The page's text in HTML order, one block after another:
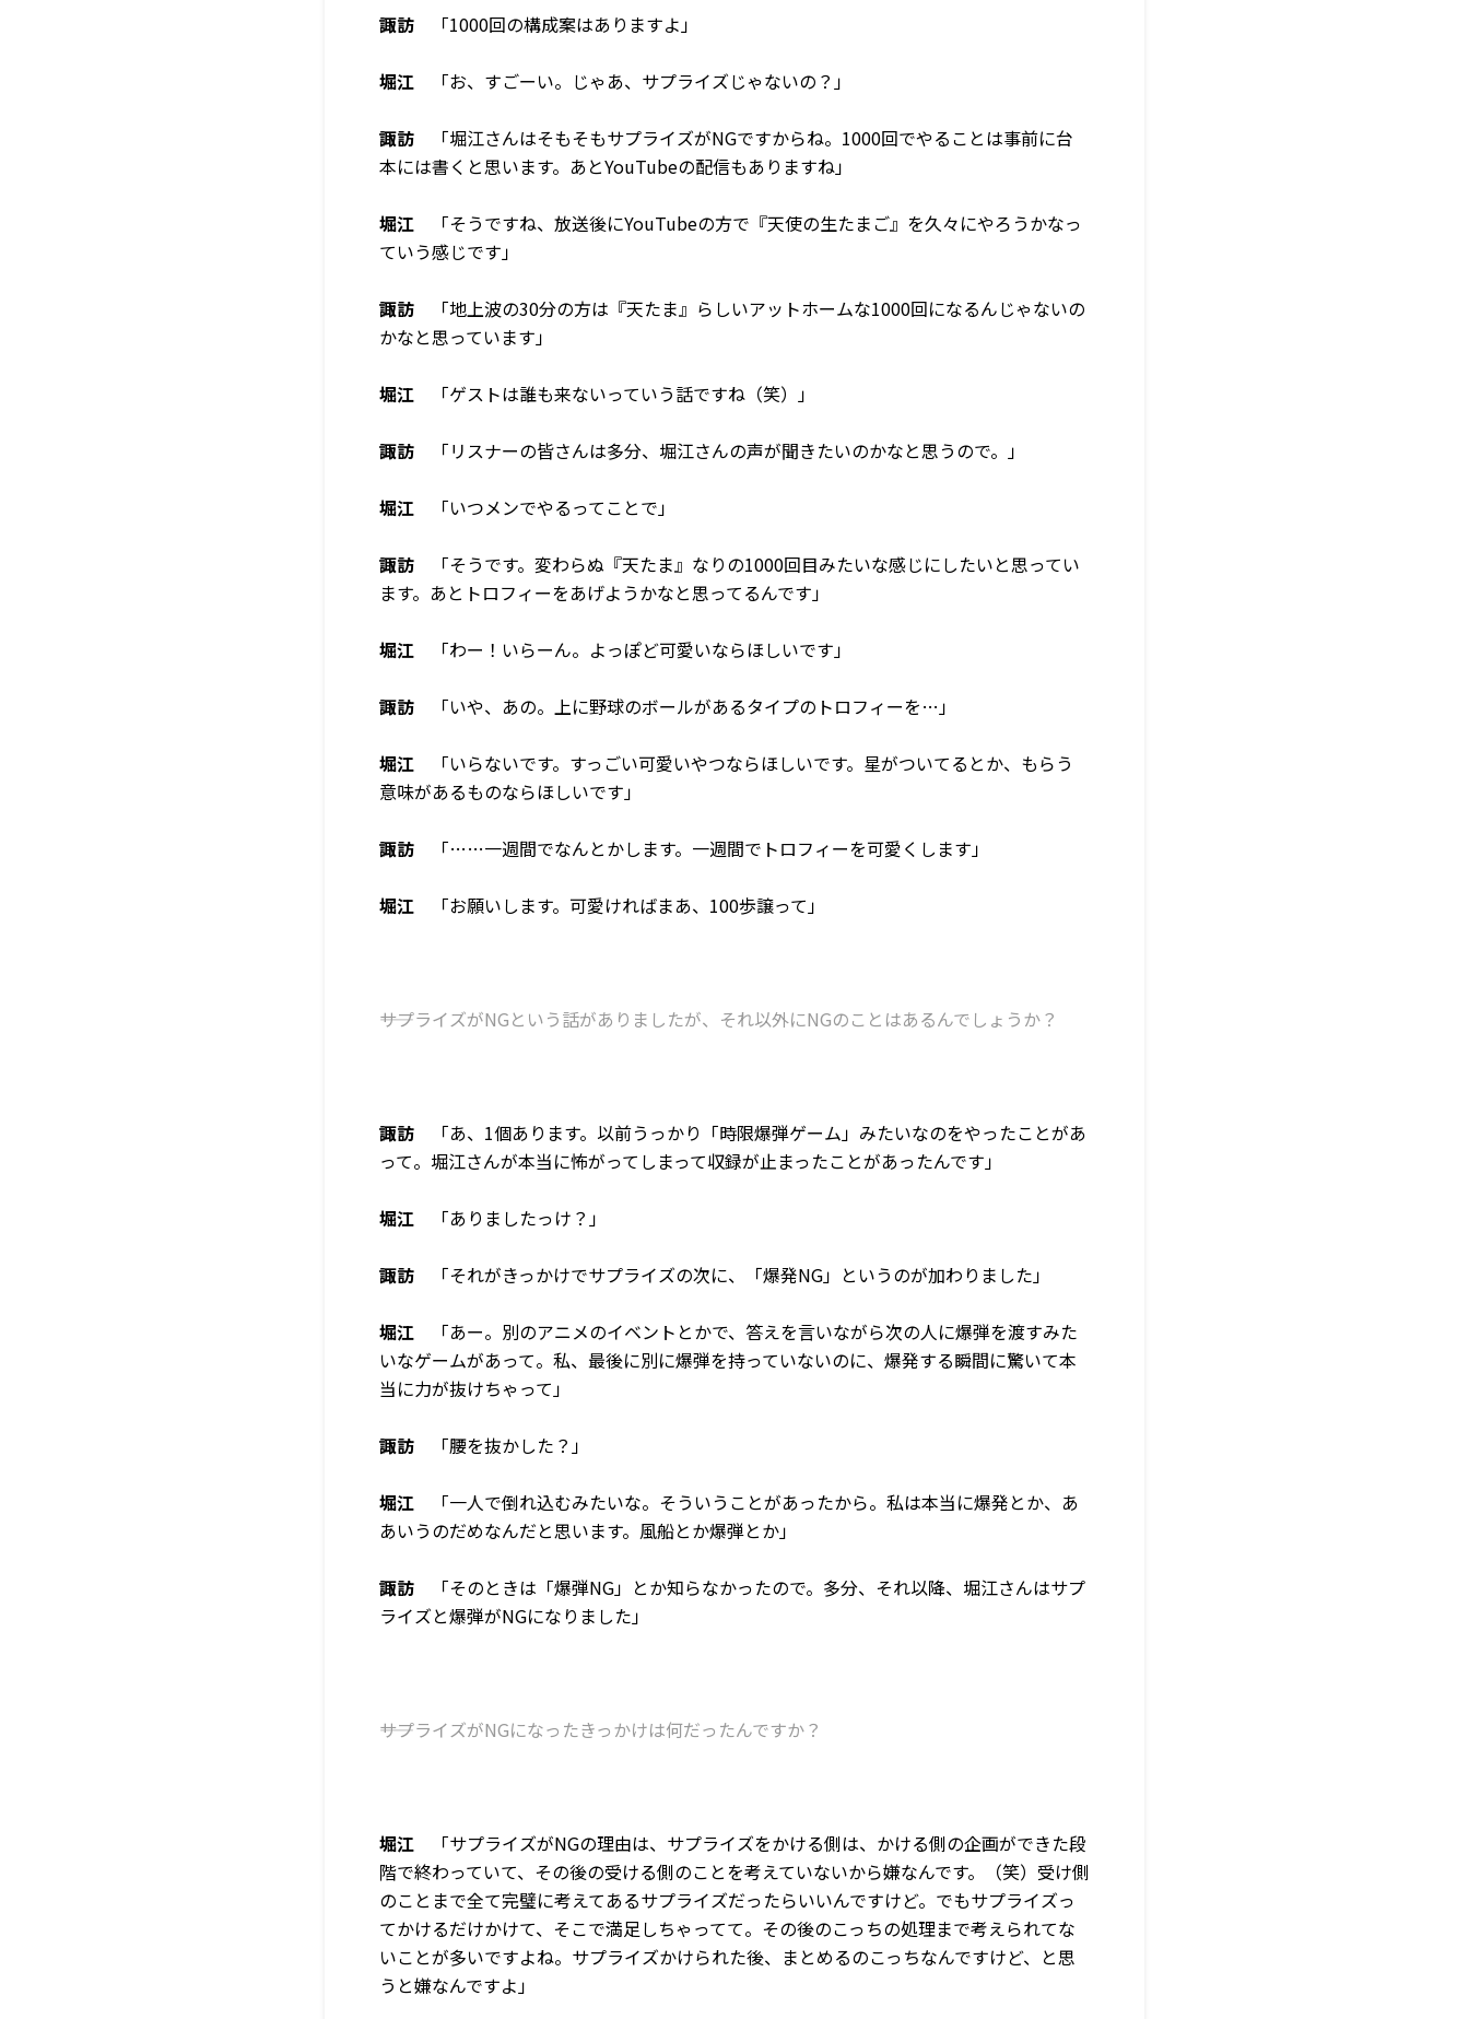
諏訪 「1000回の構成案はありますよ」
堀江 「お、すごーい。じゃあ、サプライズじゃないの？」
諏訪 「堀江さんはそもそもサプライズがNGですからね。1000回でやることは事前に台
本には書くと思います。あとYouTubeの配信もありますね」
堀江 「そうですね、放送後にYouTubeの方で『天使の生たまご』を久々にやろうかなっ
ていう感じです」
諏訪 「地上波の30分の方は『天たま』らしいアットホームな1000回になるんじゃないの
かなと思っています」
堀江 「ゲストは誰も来ないっていう話ですね（笑）」
諏訪 「リスナーの皆さんは多分、堀江さんの声が聞きたいのかなと思うので。」
堀江 「いつメンでやるってことで」
諏訪 「そうです。変わらぬ『天たま』なりの1000回目みたいな感じにしたいと思ってい
ます。あとトロフィーをあげようかなと思ってるんです」
堀江 「わー！いらーん。よっぽど可愛いならほしいです」
諏訪 「いや、あの。上に野球のボールがあるタイプのトロフィーを…」
堀江 「いらないです。すっごい可愛いやつならほしいです。星がついてるとか、もらう
意味があるものならほしいです」
諏訪 「……一週間でなんとかします。一週間でトロフィーを可愛くします」
堀江 「お願いします。可愛ければまあ、100歩譲って」
――サプライズがNGという話がありましたが、それ以外にNGのことはあるんでしょうか？
諏訪 「あ、1個あります。以前うっかり「時限爆弾ゲーム」みたいなのをやったことがあ
って。堀江さんが本当に怖がってしまって収録が止まったことがあったんです」
堀江 「ありましたっけ？」
諏訪 「それがきっかけでサプライズの次に、「爆発NG」というのが加わりました」
堀江 「あー。別のアニメのイベントとかで、答えを言いながら次の人に爆弾を渡すみた
いなゲームがあって。私、最後に別に爆弾を持っていないのに、爆発する瞬間に驚いて本
当に力が抜けちゃって」
諏訪 「腰を抜かした？」
堀江 「一人で倒れ込むみたいな。そういうことがあったから。私は本当に爆発とか、あ
あいうのだめなんだと思います。風船とか爆弾とか」
諏訪 「そのときは「爆弾NG」とか知らなかったので。多分、それ以降、堀江さんはサプ
ライズと爆弾がNGになりました」
――サプライズがNGになったきっかけは何だったんですか？
堀江 「サプライズがNGの理由は、サプライズをかける側は、かける側の企画ができた段
階で終わっていて、その後の受ける側のことを考えていないから嫌なんです。（笑）受け側
のことまで全て完璧に考えてあるサプライズだったらいいんですけど。でもサプライズっ
てかけるだけかけて、そこで満足しちゃってて。その後のこっちの処理まで考えられてな
いことが多いですよね。サプライズかけられた後、まとめるのこっちなんですけど、と思
うと嫌なんですよ」